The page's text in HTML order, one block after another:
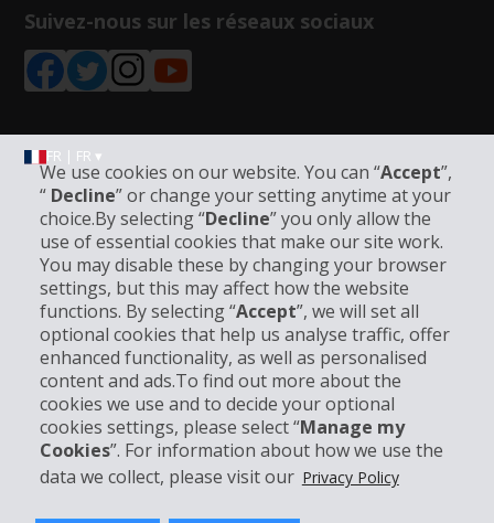
We use cookies on our website. You can “Accept”,
“ Decline” or change your setting anytime at your
choice.By selecting “Decline” you only allow the
use of essential cookies that make our site work.
You may disable these by changing your browser
settings, but this may affect how the website
functions. By selecting “Accept”, we will set all
optional cookies that help us analyse traffic, offer
enhanced functionality, as well as personalised
content and ads.To find out more about the
cookies we use and to decide your optional
cookies settings, please select “Manage my
Cookies”. For information about how we use the
data we collect, please visit our Privacy Policy
Suivez-nous sur les réseaux sociaux
FR | FR ▾
Informations sur l'entreprise
Entreprise
Support client
Réserver avec Hertz